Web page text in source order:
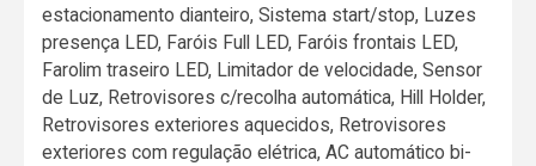
estacionamento dianteiro, Sistema start/stop, Luzes
presença LED, Faróis Full LED, Faróis frontais LED,
Farolim traseiro LED, Limitador de velocidade, Sensor
de Luz, Retrovisores c/recolha automática, Hill Holder,
Retrovisores exteriores aquecidos, Retrovisores
exteriores com regulação elétrica, AC automático bi-